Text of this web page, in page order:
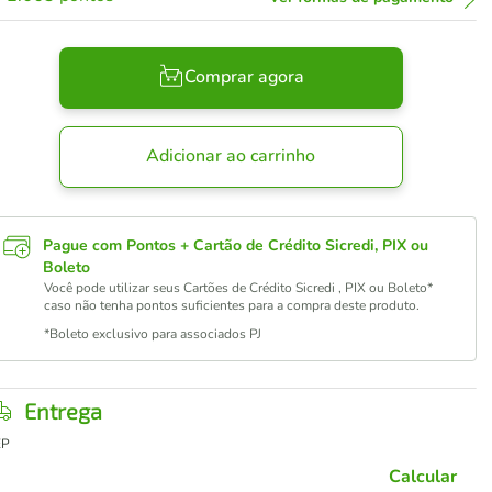
Comprar agora
Adicionar ao carrinho
Pague com Pontos + Cartão de Crédito Sicredi, PIX ou
Boleto
Você pode utilizar seus Cartões de Crédito Sicredi , PIX ou Boleto*
caso não tenha pontos suficientes para a compra deste produto.
*Boleto exclusivo para associados PJ
Entrega
Calcular